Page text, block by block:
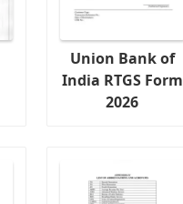
Union Bank of
India RTGS Form
2026